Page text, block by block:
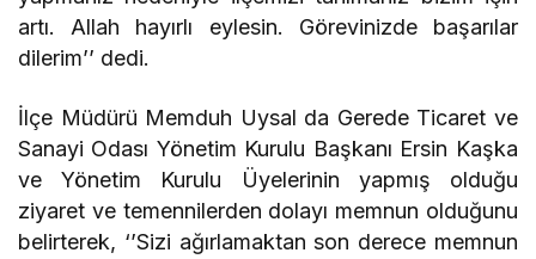
artı. Allah hayırlı eylesin. Görevinizde başarılar
dilerim’’ dedi.
İlçe Müdürü Memduh Uysal da Gerede Ticaret ve
Sanayi Odası Yönetim Kurulu Başkanı Ersin Kaşka
ve Yönetim Kurulu Üyelerinin yapmış olduğu
ziyaret ve temennilerden dolayı memnun olduğunu
belirterek, ‘’Sizi ağırlamaktan son derece memnun